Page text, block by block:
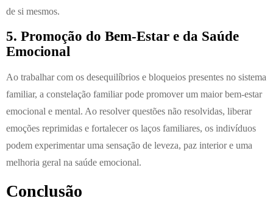
de si mesmos.
5. Promoção do Bem-Estar e da Saúde
Emocional
Ao trabalhar com os desequilíbrios e bloqueios presentes no sistema
familiar, a constelação familiar pode promover um maior bem-estar
emocional e mental. Ao resolver questões não resolvidas, liberar
emoções reprimidas e fortalecer os laços familiares, os indivíduos
podem experimentar uma sensação de leveza, paz interior e uma
melhoria geral na saúde emocional.
Conclusão